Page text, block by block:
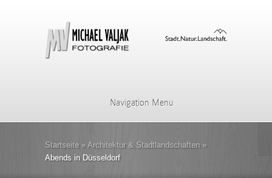
Navigation Menu
Startseite » Architektur & Stadtlandschaften »
Abends in Düsseldorf